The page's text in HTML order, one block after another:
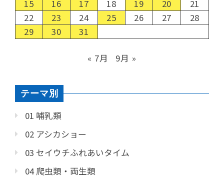
15
16 17 18 19 20
21
22
23 24 25 26 27
28
29
30 31
« 7月 9月 »
テーマ別
01 哺乳類
02 アシカショー
03 セイウチふれあいタイム
04 爬虫類・両生類